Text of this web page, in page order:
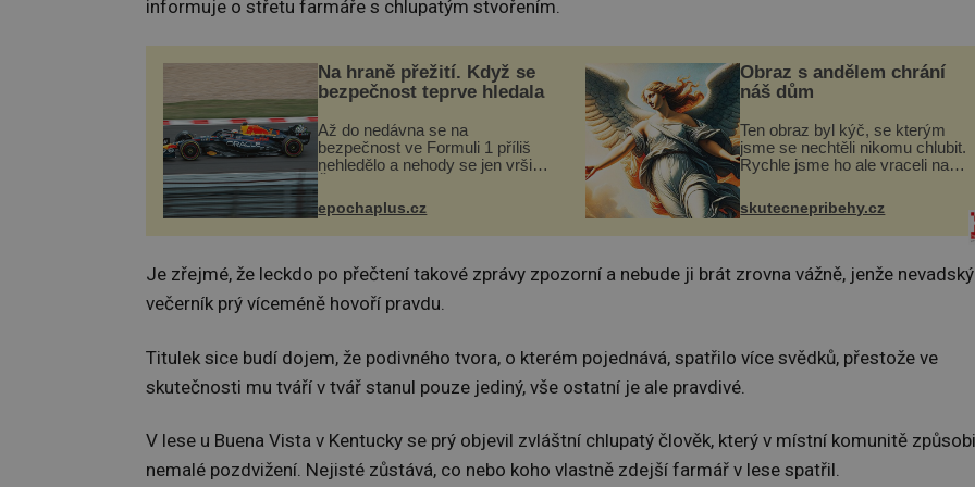
informuje o střetu farmáře s chlupatým stvořením.
Na hraně přežití. Když se
bezpečnost teprve hledala
Až do nedávna se na
bezpečnost ve Formuli 1 příliš
nehledělo a nehody se jen vršily.
kůži, často s trvalými následky
nebo bohužel i ztrátou života.
Dnes nepochopiteln...
epochaplus.cz
Obraz s andělem chrání
náš dům
Ten obraz byl kýč, se kterým
jsme se nechtěli nikomu chlubit.
Rychle jsme ho ale vraceli na
Vaškem jsme si pořídili
chaloupku, takový domek na
severu Čech, kde jsme si
skutecnepribehy.cz
Je zřejmé, že leckdo po přečtení takové zprávy zpozorní a nebude ji brát zrovna vážně, jenže nevadský
večerník prý víceméně hovoří pravdu.
Titulek sice budí dojem, že podivného tvora, o kterém pojednává, spatřilo více svědků, přestože ve
skutečnosti mu tváří v tvář stanul pouze jediný, vše ostatní je ale pravdivé.
V lese u Buena Vista v Kentucky se prý objevil zvláštní chlupatý člověk, který v místní komunitě
nemalé pozdvižení. Nejisté zůstává, co nebo koho vlastně zdejší farmář v lese spatřil.